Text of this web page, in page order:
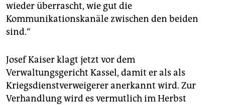
wieder überrascht, wie gut die
Kommunikationskanäle zwischen den beiden
sind.“
Josef Kaiser klagt jetzt vor dem
Verwaltungsgericht Kassel, damit er als als
Kriegsdienstverweigerer anerkannt wird. Zur
Verhandlung wird es vermutlich im Herbst